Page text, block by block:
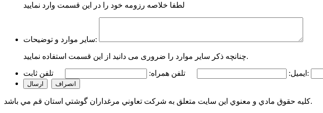
لطفا خلاصه رزومه خود را در این قسمت وارد نمایید
سایر موارد و توضیحات:
چنانچه ذکر سایر موارد را ضروری می دانید از این قسمت استفاده نمایید.
ایمیل: تلفن همراه: تلفن ثابت:
کليه حقوق مادي و معنوي اين سايت متعلق به شرکت تعاوني مرغداران گوشتي استان قم مي باشد.